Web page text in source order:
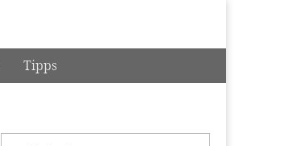
Tipps